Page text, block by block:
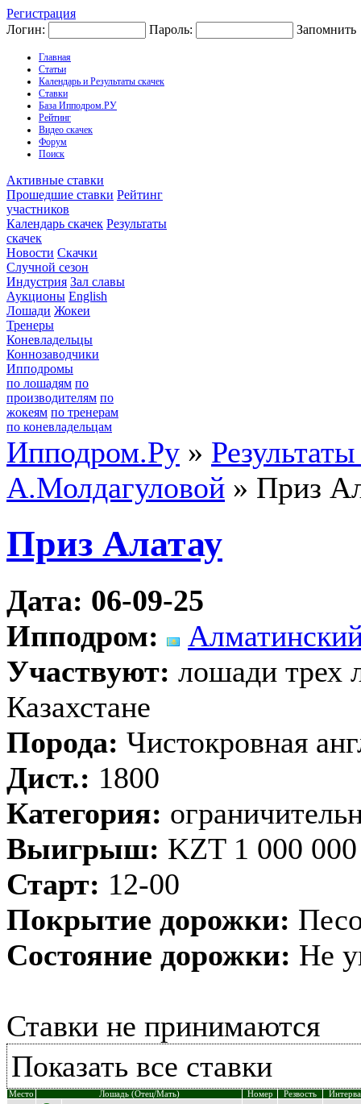
Регистрация
Логин:
Пароль: Запомнить
Главная
Статьи
Календарь и Результаты скачек
Ставки
База Ипподром.РУ
Рейтинг
Видео скачек
Форум
Поиск
Активные ставки
Прошедшие ставки Рейтинг
участников
Календарь скачек Результаты
скачек
Новости Скачки
Случной сезон
Индустрия Зал славы
Аукционы English
Лошади Жокеи
Тренеры
Коневладельцы
Коннозаводчики
Ипподромы
по лошадям по
производителям по
жокеям по тренерам
по коневладельцам
Ипподром.Ру »
А.Молдагуловой » Приз
Приз Алатау
Дата: 06-09-25
Ипподром:
Участвуют: лошади трех
Казахстане
Порода: Чистокровная
Дист.: 1800
Категория:
Выигрыш: KZT 1 000 000
Старт: 12-00
Покрытие дорожки:
Состояние дорожки: Не
Ставки не принимаются
Показать все ставки
Место Лошадь (Отец/Мать) Номер Резвость